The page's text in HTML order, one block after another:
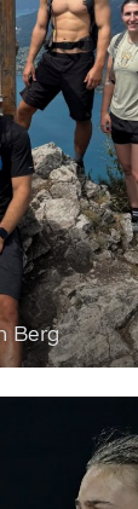
Berg